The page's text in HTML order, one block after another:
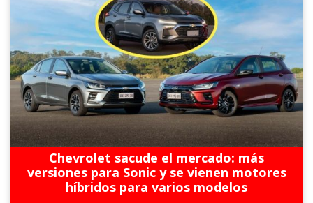
Chevrolet sacude el mercado: más
versiones para Sonic y se vienen motores
híbridos para varios modelos